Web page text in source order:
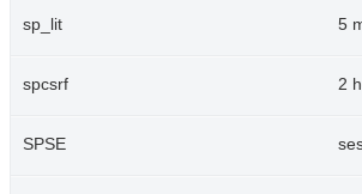
sp_lit 5
spcsrf 2
SPSE